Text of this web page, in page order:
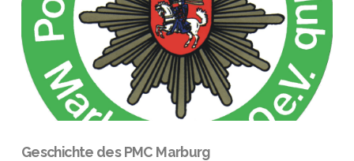
VIEW POST
Geschichte des PMC Marburg